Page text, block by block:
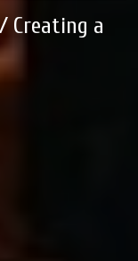
Creating a